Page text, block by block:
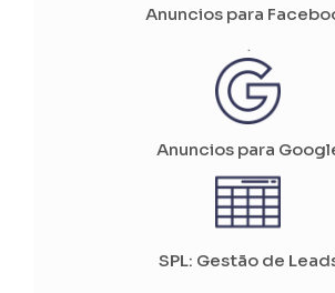
Anuncios para
.
Anuncios para
SPL: Gestão de